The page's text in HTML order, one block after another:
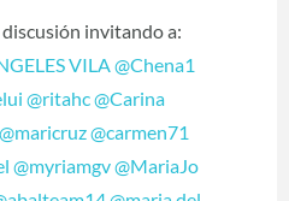
invitando a:
VILA @Chena1
@ritahc@Carina
@maricruz@carmen71
@myriamgv@MariaJo